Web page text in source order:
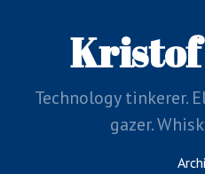
Technology tinkerer.
gazer.